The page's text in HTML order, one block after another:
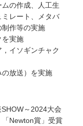
の作成、人工生
レート、メタバ
作等の実施
を実施
イソギンチャク
放送）を実施
～2024大会
Newton賞」受賞